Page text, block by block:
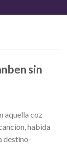
sin
aquella coz
habida
destino-